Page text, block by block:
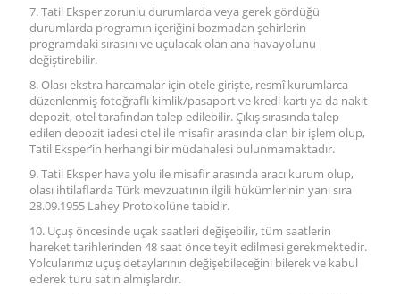
7. Tatil Eksper zorunlu durumlarda veya gerek gördüğü
durumlarda programın içeriğini bozmadan şehirlerin
programdaki sırasını ve uçulacak olan ana havayolunu
değiştirebilir.
8. Olası ekstra harcamalar için otele girişte, resmî kurumlarca
düzenlenmiş fotoğraflı kimlik/pasaport ve kredi kartı ya da nakit
depozit, otel tarafından talep edilebilir. Çıkış sırasında talep
edilen depozit iadesi otel ile misafir arasında olan bir işlem olup,
Tatil Eksper’in herhangi bir müdahalesi bulunmamaktadır.
9. Tatil Eksper hava yolu ile misafir arasında aracı kurum olup,
olası ihtilaflarda Türk mevzuatının ilgili hükümlerinin yanı sıra
28.09.1955 Lahey Protokolüne tabidir.
10. Uçuş öncesinde uçak saatleri değişebilir, tüm saatlerin
hareket tarihlerinden 48 saat önce teyit edilmesi gerekmektedir.
Yolcularımız uçuş detaylarının değişebileceğini bilerek ve kabul
ederek turu satın almışlardır.